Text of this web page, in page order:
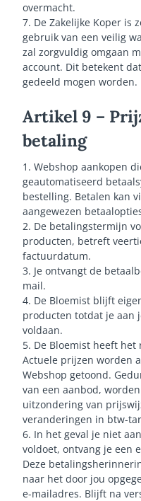
overmacht.
7. De Zakelijke Koper is
gebruik van een veilig
zal zorgvuldig omgaan
account. Dit betekent
gedeeld mogen worden.
Artikel 9 –
betaling
1. Webshop aankopen
geautomatiseerd
bestelling. Betalen kan
aangewezen
2. De betalingstermijn
producten, betreft
factuurdatum.
3. Je ontvangt de
mail.
4. De Bloemist blijft
producten totdat je aan
voldaan.
5. De Bloemist heeft
Actuele prijzen worden
Webshop getoond.
van een aanbod,
uitzondering van
veranderingen in btw-
6. In het geval je niet
voldoet, ontvang je een
Deze
naar het door jou
e-mailadres. Blijft na